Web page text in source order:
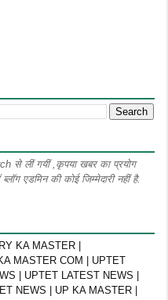
से लीं गयीं ,कृपया खबर का प्रयोग
एडमिन की कोई जिम्मेदारी नहीं है.
KA MASTER |
MASTER COM | UPTET
| UPTET LATEST NEWS |
NEWS | UP KA MASTER |